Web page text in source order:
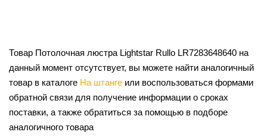
Товар Потолочная люстра Lightstar Rullo LR7283648640 на
данный момент отсутствует, вы можете найти аналогичный
товар в каталоге На штанге или воспользоваться формами
обратной связи для получение информации о сроках
поставки, а также обратиться за помощью в подборе
аналогичного товара